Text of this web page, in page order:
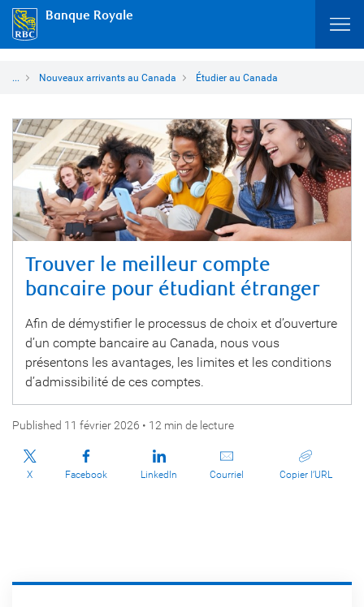
Banque Royale
... Nouveaux arrivants au Canada Étudier au Canada
Trouver le meilleur compte
bancaire pour étudiant étranger
Afin de démystifier le processus de choix et d’ouverture
d’un compte bancaire au Canada, nous vous
présentons les avantages, les limites et les conditions
d’admissibilité de ces comptes.
Published 11 février 2026 • 12 min de lecture
X Facebook LinkedIn Courriel Copier l’URL